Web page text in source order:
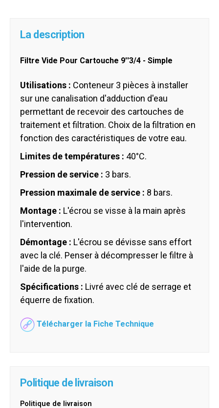
La description
Filtre Vide Pour Cartouche 9''3/4 - Simple
Utilisations : Conteneur 3 pièces à installer
sur une canalisation d'adduction d'eau
permettant de recevoir des cartouches de
traitement et filtration. Choix de la filtration en
fonction des caractéristiques de votre eau.
Limites de températures : 40°C.
Pression de service : 3 bars.
Pression maximale de service : 8 bars.
Montage : L'écrou se visse à la main après
l'intervention.
Démontage : L'écrou se dévisse sans effort
avec la clé. Penser à décompresser le filtre à
l'aide de la purge.
Spécifications : Livré avec clé de serrage et
équerre de fixation.
Télécharger la Fiche Technique
Politique de livraison
Politique de livraison